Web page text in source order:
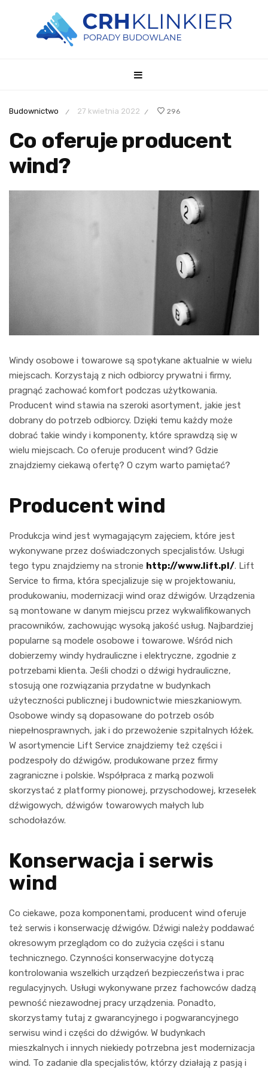
Budownictwo / 27 kwietnia 2022 / 296
Co oferuje producent
wind?
Windy osobowe i towarowe są spotykane aktualnie w wielu
miejscach. Korzystają z nich odbiorcy prywatni i firmy,
pragnąć zachować komfort podczas użytkowania.
Producent wind stawia na szeroki asortyment, jakie jest
dobrany do potrzeb odbiorcy. Dzięki temu każdy może
dobrać takie windy i komponenty, które sprawdzą się w
wielu miejscach. Co oferuje producent wind? Gdzie
znajdziemy ciekawą ofertę? O czym warto pamiętać?
Producent wind
Produkcja wind jest wymagającym zajęciem, które jest
wykonywane przez doświadczonych specjalistów. Usługi
tego typu znajdziemy na stronie http://www.lift.pl/. Lift
Service to firma, która specjalizuje się w projektowaniu,
produkowaniu, modernizacji wind oraz dźwigów. Urządzenia
są montowane w danym miejscu przez wykwalifikowanych
pracowników, zachowując wysoką jakość usług. Najbardziej
popularne są modele osobowe i towarowe. Wśród nich
dobierzemy windy hydrauliczne i elektryczne, zgodnie z
potrzebami klienta. Jeśli chodzi o dźwigi hydrauliczne,
stosują one rozwiązania przydatne w budynkach
użyteczności publicznej i budownictwie mieszkaniowym.
Osobowe windy są dopasowane do potrzeb osób
niepełnosprawnych, jak i do przewożenie szpitalnych łóżek.
W asortymencie Lift Service znajdziemy też części i
podzespoły do dźwigów, produkowane przez firmy
zagraniczne i polskie. Współpraca z marką pozwoli
skorzystać z platformy pionowej, przyschodowej, krzesełek
dźwigowych, dźwigów towarowych małych lub
schodołazów.
Konserwacja i serwis
wind
Co ciekawe, poza komponentami, producent wind oferuje
też serwis i konserwację dźwigów. Dźwigi należy poddawać
okresowym przeglądom co do zużycia części i stanu
technicznego. Czynności konserwacyjne dotyczą
kontrolowania wszelkich urządzeń bezpieczeństwa i prac
regulacyjnych. Usługi wykonywane przez fachowców dadzą
pewność niezawodnej pracy urządzenia. Ponadto,
skorzystamy tutaj z gwarancyjnego i pogwarancyjnego
serwisu wind i części do dźwigów. W budynkach
mieszkalnych i innych niekiedy potrzebna jest modernizacja
wind. To zadanie dla specjalistów, którzy działają z pasją i